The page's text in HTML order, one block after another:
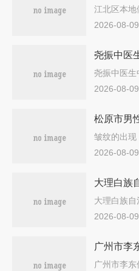
个医生好-
医生
江北区本地
2026-08-
尧振中医
福州台江
尧振中医生
台…
2026-08-
松原市男
上榜-松原
皱纹的出现
多…
2026-08-
大理白族
用)清单
治州鼻骨
大理白族
清…
2026-08-
广州市李
线预览
广州市李